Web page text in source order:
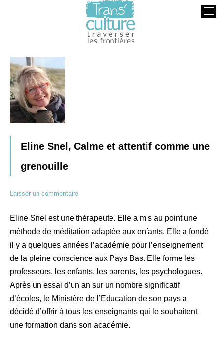
Eline Snel, Calme et attentif comme une
grenouille
Laisser un commentaire
Eline Snel est une thérapeute. Elle a mis au point une
méthode de méditation adaptée aux enfants. Elle a fondé
il y a quelques années l’académie pour l’enseignement
de la pleine conscience aux Pays Bas. Elle forme les
professeurs, les enfants, les parents, les psychologues.
Après un essai d’un an sur un nombre significatif
d’écoles, le Ministère de l’Education de son pays a
décidé d’offrir à tous les enseignants qui le souhaitent
une formation dans son académie.